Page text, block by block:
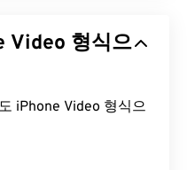
다. DMF는 챕터, 캡
으